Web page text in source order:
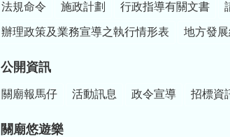
法規命令 施政計劃 行政指導有關文書
辦理政策及業務宣導之執行情形表 地方發
公開資訊
關廟報馬仔 活動訊息 政令宣導 招標資
關廟悠遊樂